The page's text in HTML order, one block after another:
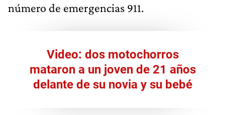
número de emergencias 911.
Video: dos motochorros
mataron a un joven de 21 años
delante de su novia y su bebé